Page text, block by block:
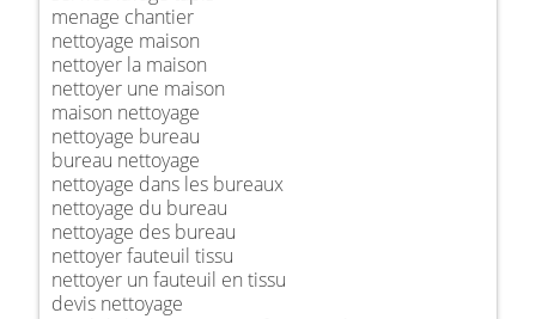
menage chantier
nettoyage maison
nettoyer la maison
nettoyer une maison
maison nettoyage
nettoyage bureau
bureau nettoyage
nettoyage dans les bureaux
nettoyage du bureau
nettoyage des bureau
nettoyer fauteuil tissu
nettoyer un fauteuil en tissu
devis nettoyage